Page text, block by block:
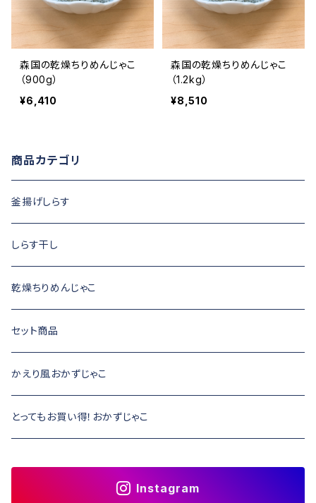
森国の乾燥ちりめんじゃこ
（900g）
¥6,410
森国の乾燥ちりめんじゃこ
（1.2kg）
¥8,510
商品カテゴリ
釜揚げしらす
しらす干し
乾燥ちりめんじゃこ
セット商品
かえり風おかずじゃこ
とってもお買い得！おかずじゃこ
Instagram